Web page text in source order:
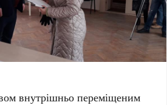
внутрішньо переміщеним